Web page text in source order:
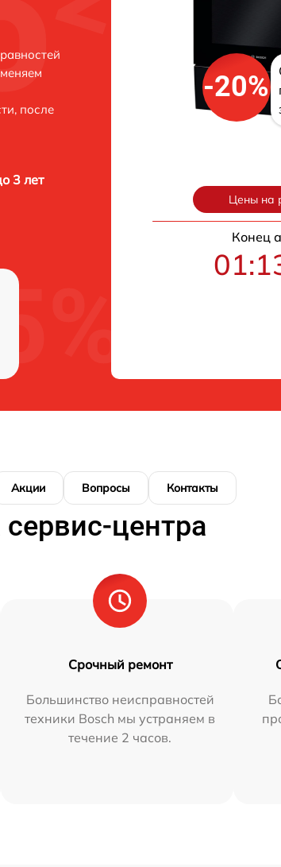
после
3 лет
-20%
Цены на
Конец
Акции Вопросы Контакты
центра
Срочный ремонт
Большинство неисправностей
техники Bosch мы устраняем в
течение 2 часов.